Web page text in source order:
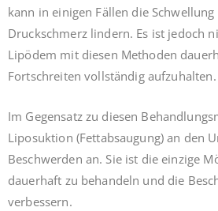
kann in einigen Fällen die
Druckschmerz lindern. Es ist jedoch
Lipödem mit diesen Methoden
Fortschreiten vollständig aufzuhalten.
Im Gegensatz zu diesen
Liposuktion (Fettabsaugung) an den
Beschwerden an. Sie ist die einzige
dauerhaft zu behandeln und die
verbessern.